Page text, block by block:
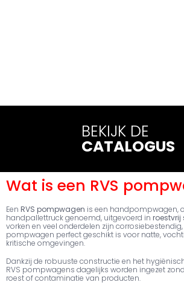
BEKIJK DE
CATALOGUS
Wat is een RVS
Een RVS pompwagen is een handpompwagen,
handpallettruck genoemd, uitgevoerd in roestvrij
vorken en veel onderdelen zijn
pompwagen perfect geschikt is voor natte,
kritische omgevingen.
Dankzij de robuuste constructie en het
RVS pompwagens dagelijks worden ingezet
roest of contaminatie van producten.